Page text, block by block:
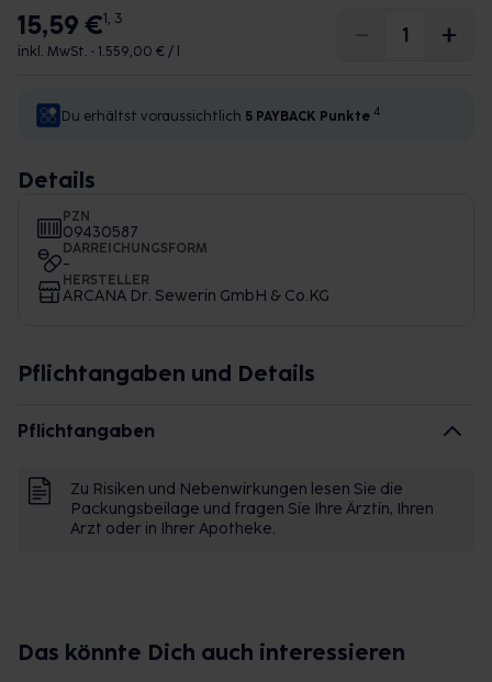
15,59 €1, 3
inkl. MwSt. • 1.559,00 € / l
Du erhältst voraussichtlich 5 PAYBACK Punkte 4
Details
PZN
09430587
DARREICHUNGSFORM
-
HERSTELLER
ARCANA Dr. Sewerin GmbH & Co.KG
Pflichtangaben und Details
Pflichtangaben
Zu Risiken und Nebenwirkungen lesen Sie die
Packungsbeilage und fragen Sie Ihre Ärztin, Ihren
Arzt oder in Ihrer Apotheke.
Das könnte Dich auch interessieren